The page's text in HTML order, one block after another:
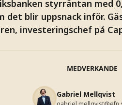
styrräntan med
det blir uppsnack inför.
investeringschef på
MEDVERKANDE
Gabriel Mellqvist